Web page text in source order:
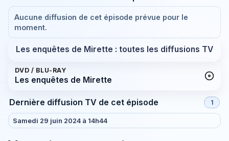
Aucune diffusion de cet épisode prévue pour le
moment.
Les enquêtes de Mirette : toutes les diffusions TV
DVD / BLU-RAY
Les enquêtes de Mirette
Dernière diffusion TV de cet épisode 1
Samedi 29 juin 2024 à 14h44